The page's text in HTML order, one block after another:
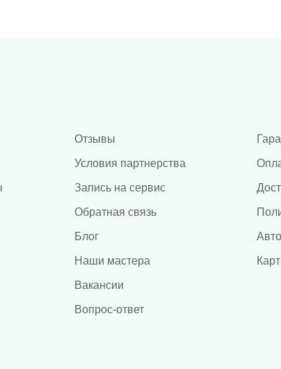
Отзывы
Условия партнерства
Запись на сервис
Обратная связь
Блог
Наши мастера
Вакансии
Вопрос-ответ